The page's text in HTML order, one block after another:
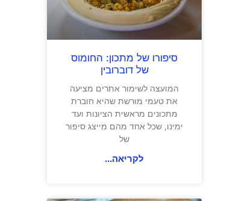
סיפורו של מתכון: החומוס
של דוברובין
המועצה לשימור אתרים מציעה
את טעמי מורשת שהיא חוברת
מתכונים מראשית הציונות ועד
ימינו, שכל אחד מהם מייצג סיפור
של
לקריאה...